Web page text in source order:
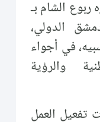
ربوع الشام بـ
الدولي،
في أجواء
والرؤية
العمل